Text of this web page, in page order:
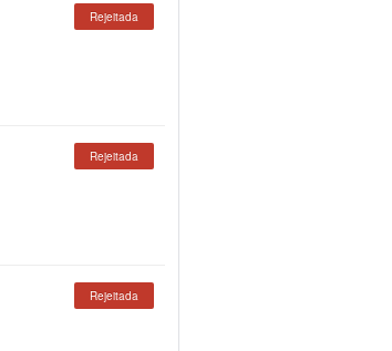
Rejeitada
Rejeitada
Rejeitada